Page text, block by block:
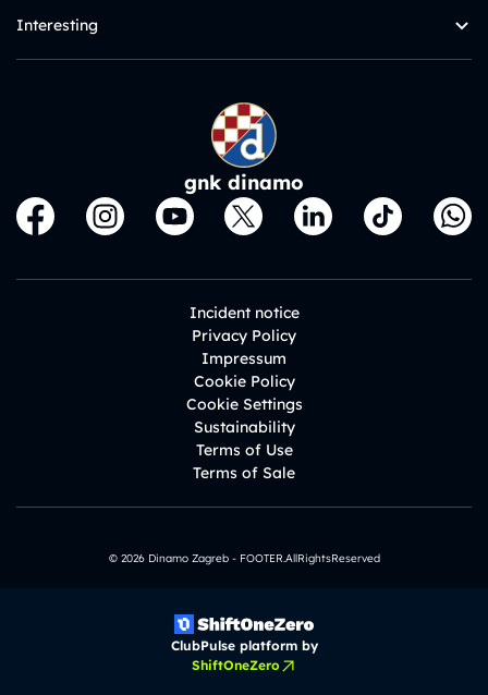
Interesting
gnk dinamo
Incident notice
Privacy Policy
Impressum
Cookie Policy
Cookie Settings
Sustainability
Terms of Use
Terms of Sale
© 2026 Dinamo Zagreb - FOOTER.AllRightsReserved
ClubPulse platform by
ShiftOneZero